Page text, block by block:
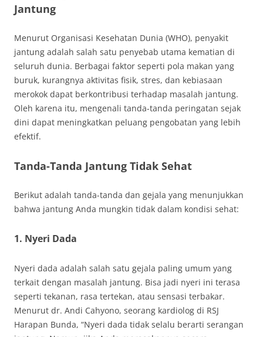
Jantung
Menurut Organisasi Kesehatan Dunia (WHO), penyakit
jantung adalah salah satu penyebab utama kematian di
seluruh dunia. Berbagai faktor seperti pola makan yang
buruk, kurangnya aktivitas fisik, stres, dan kebiasaan
merokok dapat berkontribusi terhadap masalah jantung.
Oleh karena itu, mengenali tanda-tanda peringatan sejak
dini dapat meningkatkan peluang pengobatan yang lebih
efektif.
Tanda-Tanda Jantung Tidak Sehat
Berikut adalah tanda-tanda dan gejala yang menunjukkan
bahwa jantung Anda mungkin tidak dalam kondisi sehat:
1. Nyeri Dada
Nyeri dada adalah salah satu gejala paling umum yang
terkait dengan masalah jantung. Bisa jadi nyeri ini terasa
seperti tekanan, rasa tertekan, atau sensasi terbakar.
Menurut dr. Andi Cahyono, seorang kardiolog di RSJ
Harapan Bunda, “Nyeri dada tidak selalu berarti serangan